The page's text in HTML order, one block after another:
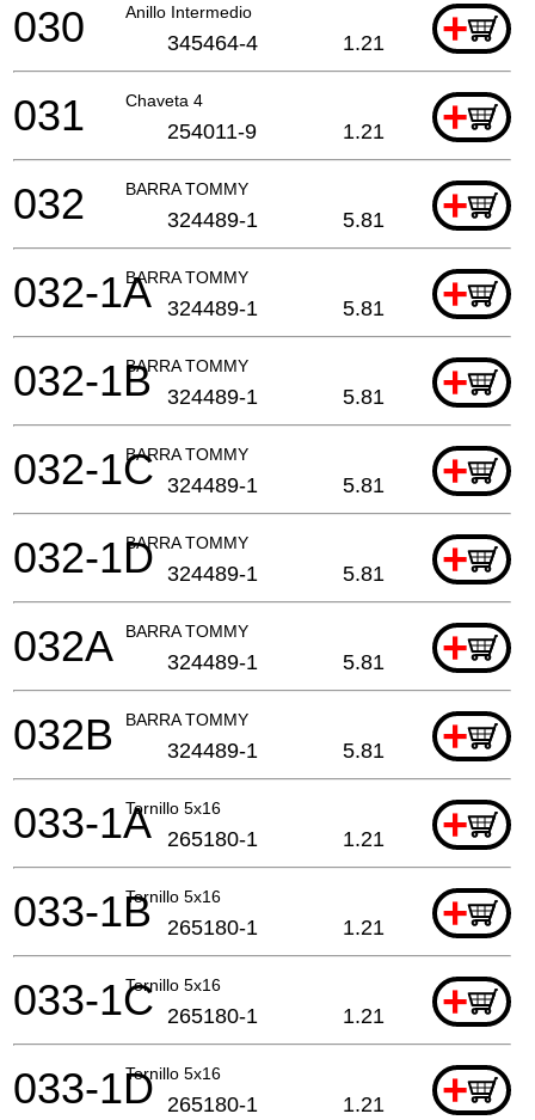
Anillo Intermedio +
030 345464-4 1.21
Chaveta 4 +
031 254011-9 1.21
BARRA TOMMY +
032 324489-1 5.81
BARRA TOMMY +
032-1A 324489-1 5.81
BARRA TOMMY +
032-1B 324489-1 5.81
BARRA TOMMY +
032-1C 324489-1 5.81
BARRA TOMMY +
032-1D 324489-1 5.81
BARRA TOMMY +
032A 324489-1 5.81
BARRA TOMMY +
032B 324489-1 5.81
Tornillo 5x16 +
033-1A 265180-1 1.21
Tornillo 5x16 +
033-1B 265180-1 1.21
Tornillo 5x16 +
033-1C 265180-1 1.21
Tornillo 5x16 +
033-1D 265180-1 1.21